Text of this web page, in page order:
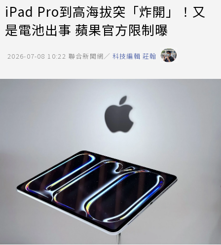
iPad Pro到高海拔突「炸開」！又
是電池出事 蘋果官方限制曝
2026-07-08 10:22 聯合新聞網／ 科技編輯 莊翰